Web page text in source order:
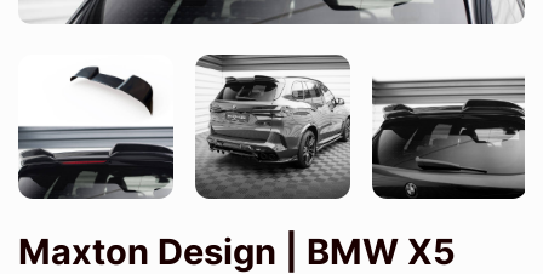
Maxton Design | BMW X5